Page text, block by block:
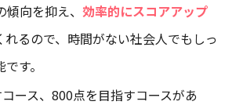
向を抑え、 効率的にスコアアップ
れるので、時間がない社会人でもしっ
す。
ース、800点を目指すコースがあ